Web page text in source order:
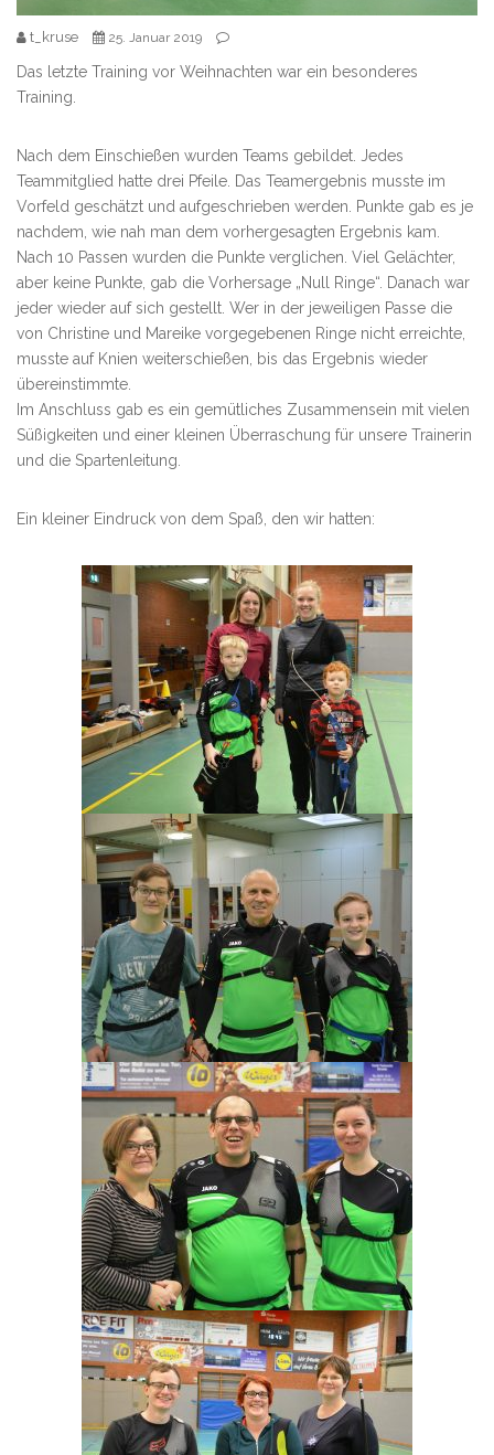
t_kruse 25. Januar 2019
Das letzte Training vor Weihnachten war ein besonderes
Training.
Nach dem Einschießen wurden Teams gebildet. Jedes
Teammitglied hatte drei Pfeile. Das Teamergebnis musste im
Vorfeld geschätzt und aufgeschrieben werden. Punkte gab es je
nachdem, wie nah man dem vorhergesagten Ergebnis kam.
Nach 10 Passen wurden die Punkte verglichen. Viel Gelächter,
aber keine Punkte, gab die Vorhersage „Null Ringe“. Danach war
jeder wieder auf sich gestellt. Wer in der jeweiligen Passe die
von Christine und Mareike vorgegebenen Ringe nicht erreichte,
musste auf Knien weiterschießen, bis das Ergebnis wieder
übereinstimmte.
Im Anschluss gab es ein gemütliches Zusammensein mit vielen
Süßigkeiten und einer kleinen Überraschung für unsere Trainerin
und die Spartenleitung.
Ein kleiner Eindruck von dem Spaß, den wir hatten: